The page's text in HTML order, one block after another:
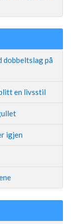
dobbeltslag på
en livsstil
igjen